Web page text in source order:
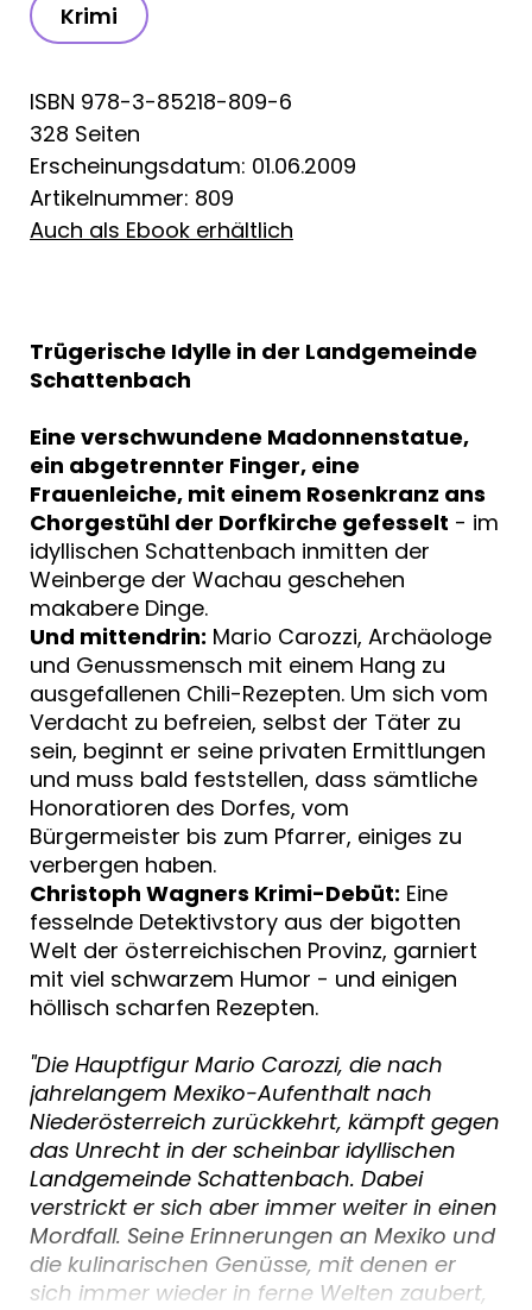
Krimi
ISBN 978-3-85218-809-6
328 Seiten
Erscheinungsdatum: 01.06.2009
Artikelnummer: 809
Auch als Ebook erhältlich
Trügerische Idylle in der Landgemeinde
Schattenbach
Eine verschwundene Madonnenstatue,
ein abgetrennter Finger, eine
Frauenleiche, mit einem Rosenkranz ans
Chorgestühl der Dorfkirche gefesselt - im
idyllischen Schattenbach inmitten der
Weinberge der Wachau geschehen
makabere Dinge.
Und mittendrin: Mario Carozzi, Archäologe
und Genussmensch mit einem Hang zu
ausgefallenen Chili-Rezepten. Um sich vom
Verdacht zu befreien, selbst der Täter zu
sein, beginnt er seine privaten Ermittlungen
und muss bald feststellen, dass sämtliche
Honoratioren des Dorfes, vom
Bürgermeister bis zum Pfarrer, einiges zu
verbergen haben.
Christoph Wagners Krimi-Debüt: Eine
fesselnde Detektivstory aus der bigotten
Welt der österreichischen Provinz, garniert
mit viel schwarzem Humor - und einigen
höllisch scharfen Rezepten.
"Die Hauptfigur Mario Carozzi, die nach
jahrelangem Mexiko-Aufenthalt nach
Niederösterreich zurückkehrt, kämpft gegen
das Unrecht in der scheinbar idyllischen
Landgemeinde Schattenbach. Dabei
verstrickt er sich aber immer weiter in einen
Mordfall. Seine Erinnerungen an Mexiko und
die kulinarischen Genüsse, mit denen er
sich immer wieder in ferne Welten zaubert,